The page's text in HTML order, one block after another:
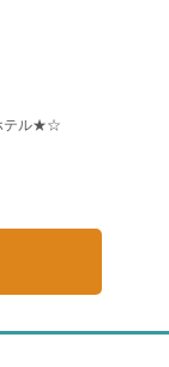
テル★☆